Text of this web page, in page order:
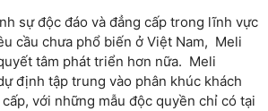
sự độc đáo và đẳng cấp trong lĩnh vực
cầu chưa phổ biến ở Việt Nam, Meli
tâm phát triển hơn nữa. Meli
định tập trung vào phân khúc khách
với những mẫu độc quyền chỉ có tại